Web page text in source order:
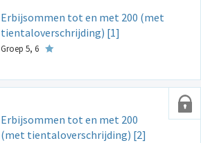
Erbijsommen tot en met 200 (met
tientaloverschrijding) [1]
Groep 5, 6
Erbijsommen tot en met 200
(met tientaloverschrijding) [2]